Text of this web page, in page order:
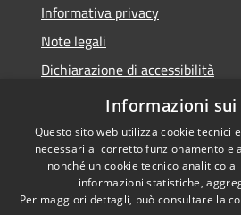
Informativa privacy
Note legali
Dichiarazione di accessibilità
Piano di miglioramento del sito
Accessibilità
Informazioni sui
Questo sito web utilizza cookie tecnici
necessari al corretto funzionamento e
nonché un cookie tecnico analitico
informazioni statistiche,
Per maggiori dettagli, può consultare la